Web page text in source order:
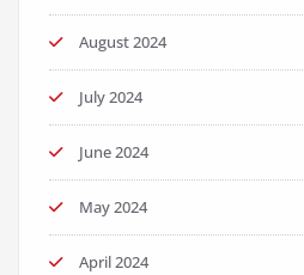
August 2024
July 2024
June 2024
May 2024
April 2024